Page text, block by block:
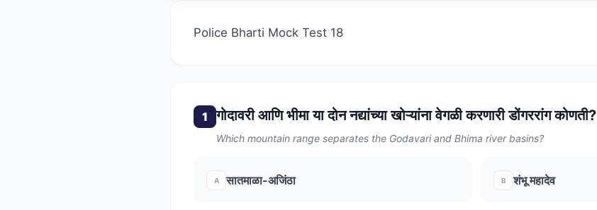
Police Bharti Mock Test 18
1 गोदावरी आणि भीमा या दोन नद्यांच्या खोऱ्यांना वेगळी करणारी डोंगररांग कोणती?
Which mountain range separates the Godavari and Bhima river basins?
A सातमाळा-अजिंठा B शंभू महादेव